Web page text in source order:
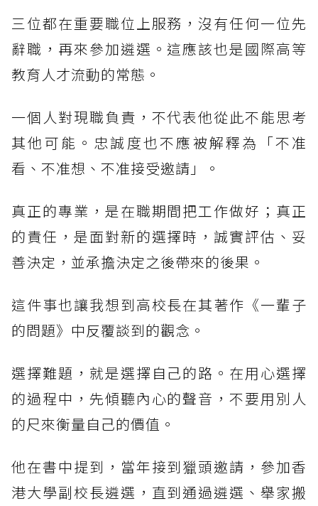
三位都在重要職位上服務，沒有任何一位先
辭職，再來參加遴選。這應該也是國際高等
教育人才流動的常態。
一個人對現職負責，不代表他從此不能思考
其他可能。忠誠度也不應被解釋為「不准
看、不准想、不准接受邀請」。
真正的專業，是在職期間把工作做好；真正
的責任，是面對新的選擇時，誠實評估、妥
善決定，並承擔決定之後帶來的後果。
這件事也讓我想到高校長在其著作《一輩子
的問題》中反覆談到的觀念。
選擇難題，就是選擇自己的路。在用心選擇
的過程中，先傾聽內心的聲音，不要用別人
的尺來衡量自己的價值。
他在書中提到，當年接到獵頭邀請，參加香
港大學副校長遴選，直到通過遴選、舉家搬